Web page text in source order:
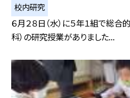
校内研究
６月２８日（水）に５年１組で総
科）の研究授業がありました...